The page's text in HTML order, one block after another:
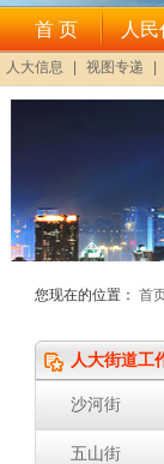
您现在的位置： 首
人大街道工
沙河街
五山街